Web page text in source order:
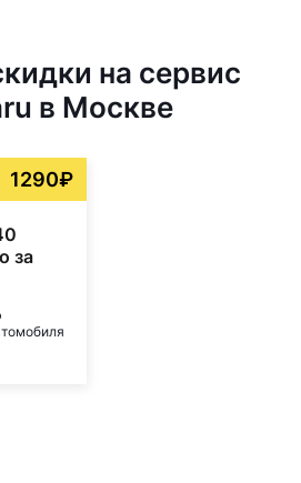
на сервис
в Москве
1290₽
за